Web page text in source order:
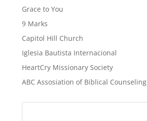
Grace to You
9 Marks
Capitol Hill Church
Iglesia Bautista Internacional
HeartCry Missionary Society
ABC Assosiation of Biblical Counseling